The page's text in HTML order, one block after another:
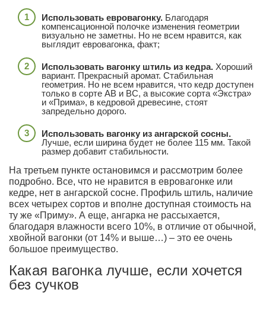
Использовать евровагонку. Благодаря
компенсационной полочке изменения геометрии
визуально не заметны. Но не всем нравится, как
выглядит евровагонка, факт;
Использовать вагонку штиль из кедра. Хороший
вариант. Прекрасный аромат. Стабильная
геометрия. Но не всем нравится, что кедр доступен
только в сорте АВ и ВС, а высокие сорта «Экстра»
и «Прима», в кедровой древесине, стоят
запредельно дорого.
Использовать вагонку из ангарской сосны.
Лучше, если ширина будет не более 115 мм. Такой
размер добавит стабильности.
На третьем пункте остановимся и рассмотрим более
подробно. Все, что не нравится в евровагонке или
кедре, нет в ангарской сосне. Профиль штиль, наличие
всех четырех сортов и вполне доступная стоимость на
ту же «Приму». А еще, ангарка не рассыхается,
благодаря влажности всего 10%, в отличие от обычной,
хвойной вагонки (от 14% и выше…) – это ее очень
большое преимущество.
Какая вагонка лучше, если хочется
без сучков